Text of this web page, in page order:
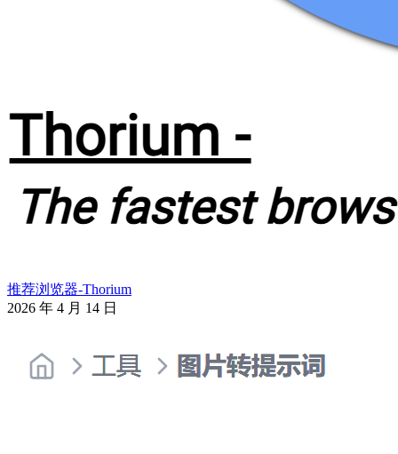
推荐浏览器-Thorium
2026 年 4 月 14 日